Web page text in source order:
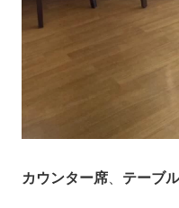
カウンター席、 テーブ